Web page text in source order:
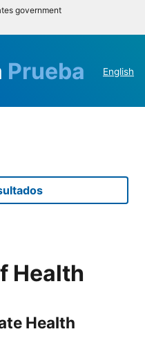
government
Prueba English
Health
Health